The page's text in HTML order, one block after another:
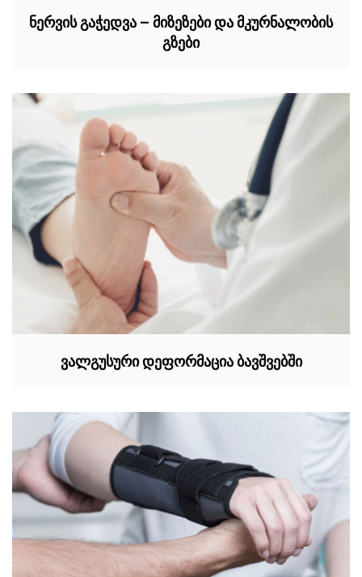
ნერვის გაჭედვა – მიზეზები და მკურნალობის
გზები
ვალგუსური დეფორმაცია ბავშვებში